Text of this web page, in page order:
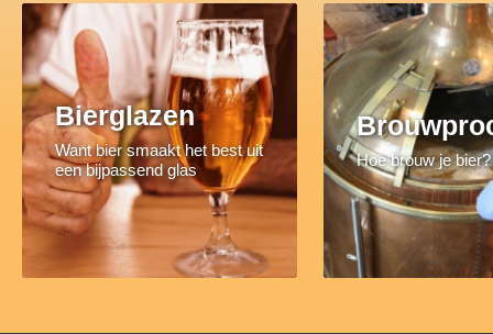
Bierglazen
Want bier smaakt het best uit
een bijpassend glas
Hoe brouw je bier?